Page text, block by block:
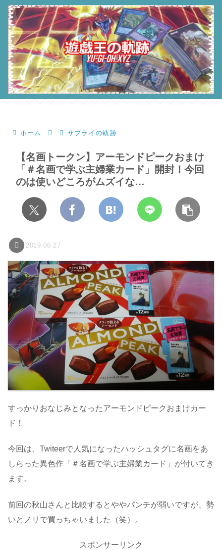
ホーム サプライの軌跡
【名画トークン】アーモンドピークおまけ
「＃名画で学ぶ主婦業カード」開封！今回
のは使いどころがムズイな…
2019.06.27
すっかりおなじみとなったアーモンドピークおまけカー
ド！
今回は、Twiteerで人気になったハッシュタグに名画をあ
しらった異色作「＃名画で学ぶ主婦業カード」が付いてき
ます。
前回の秋山さんと比較するとややパンチが弱いですが、勢
いとノリで買っちゃいました（笑）。
スポンサーリンク